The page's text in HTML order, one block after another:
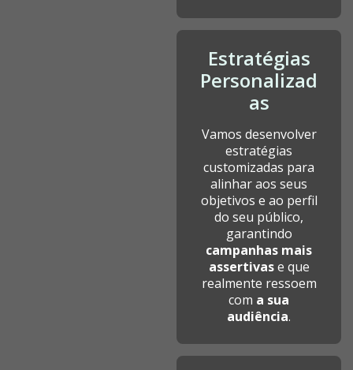
Estratégias
Personalizad
as
Vamos desenvolver
estratégias
customizadas para
alinhar aos seus
objetivos e ao perfil
do seu público,
garantindo
campanhas mais
assertivase que
realmente ressoem
com a sua
audiência.